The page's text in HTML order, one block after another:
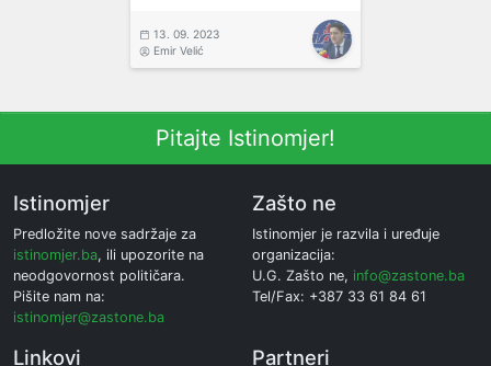
13. 09. 2023
Emir Velić
Pitajte Istinomjer!
Istinomjer
Predložite nove sadržaje za
istinomjer.ba, ili upozorite na
neodgovornost političara.
Pišite nam na:
istinomjer@zastone.ba
Zašto ne
Istinomjer je razvila i uređuje
organizacija:
U.G. Zašto ne, info@zastone.ba
Tel/Fax: +387 33 61 84 61
Linkovi Partneri